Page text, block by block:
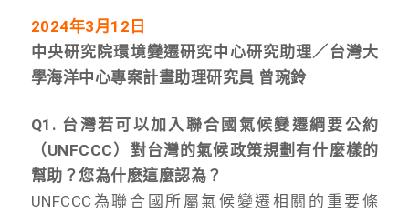
2024年3月12日
中央研究院環境變遷研究中心研究助理／台灣大
學海洋中心專案計畫助理研究員 曾琬鈴
Q1. 台灣若可以加入聯合國氣候變遷綱要公約
（UNFCCC）對台灣的氣候政策規劃有什麼樣的
幫助？您為什麽這麼認為？
UNFCCC為聯合國所屬氣候變遷相關的重要條